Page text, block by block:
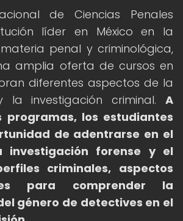
de Ciencias Penales
líder en México en la
penal y criminológica,
amplia oferta de cursos en
diferentes aspectos de la
la investigación criminal. A
programas, los estudiantes
de adentrarse en el
investigación forense y el
criminales, aspectos
para comprender la
género de detectives en el